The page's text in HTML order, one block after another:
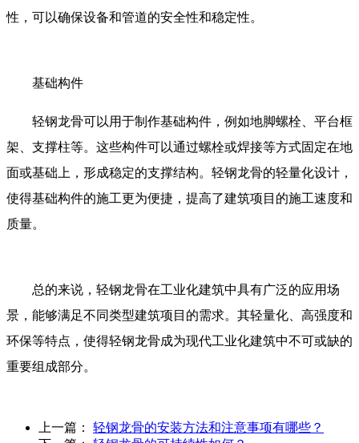
性，可以确保设备和管道的安全性和稳定性。
基础构件
轻钢龙骨可以用于制作基础构件，例如地脚螺栓、平台框
架、支撑柱等。这些构件可以通过螺栓或焊接等方式固定在地
面或基础上，形成稳定的支撑结构。轻钢龙骨的轻量化设计，
使得基础构件的施工更为便捷，提高了建筑项目的施工速度和
质量。
总的来说，轻钢龙骨在工业化建筑中具有广泛的应用场
景，能够满足不同类型建筑项目的需求。其轻量化、高强度和
环保等特点，使得轻钢龙骨成为现代工业化建筑中不可或缺的
重要组成部分。
上一篇：
轻钢龙骨的安装方法和注意事项有哪些？